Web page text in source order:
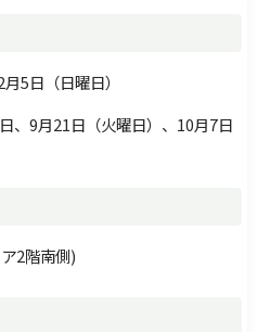
5日（日曜日）
9月21日（火曜日）、10月7日
2階南側)